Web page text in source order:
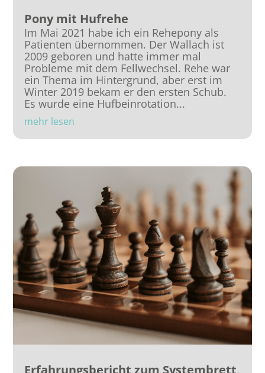
Pony mit Hufrehe
Im Mai 2021 habe ich ein Rehepony als
Patienten übernommen. Der Wallach ist
2009 geboren und hatte immer mal
Probleme mit dem Fellwechsel. Rehe war
ein Thema im Hintergrund, aber erst im
Winter 2019 bekam er den ersten Schub.
Es wurde eine Hufbeinrotation...
mehr lesen
Erfahrungsbericht zum Systembrett